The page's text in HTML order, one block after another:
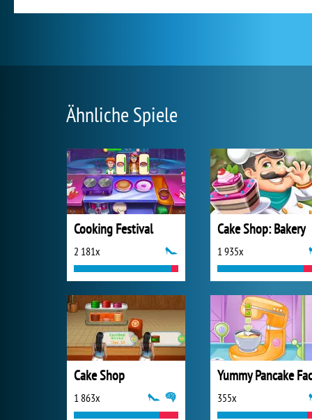
Ähnliche Spiele
Cooking Festival
2 181x
Cake Shop: Bakery
1 935x
Cake Shop
1 863x 355x